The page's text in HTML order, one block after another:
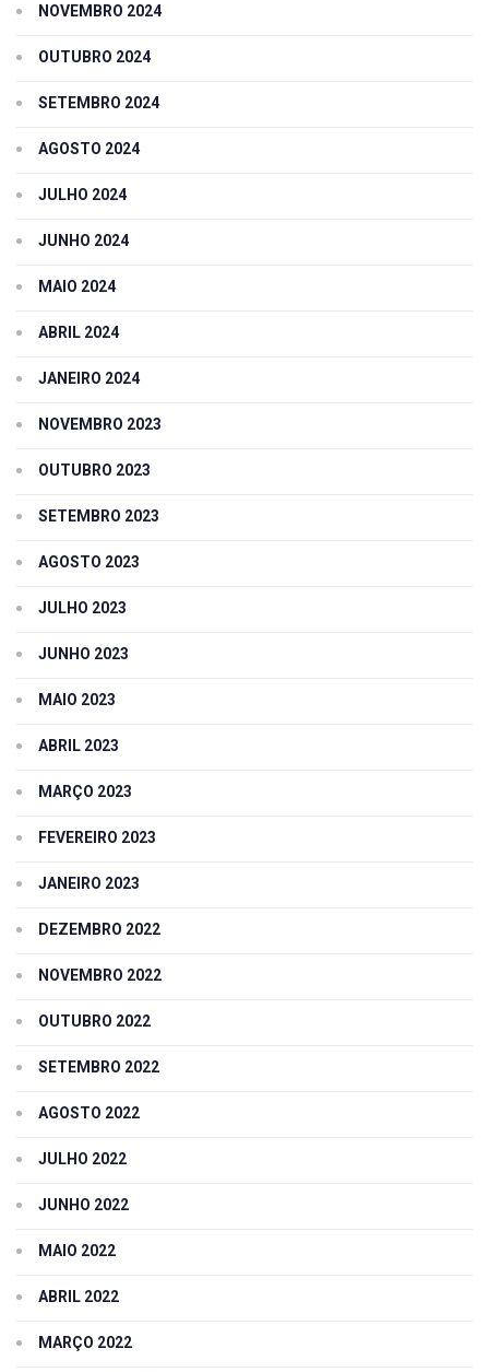
NOVEMBRO 2024
OUTUBRO 2024
SETEMBRO 2024
AGOSTO 2024
JULHO 2024
JUNHO 2024
MAIO 2024
ABRIL 2024
JANEIRO 2024
NOVEMBRO 2023
OUTUBRO 2023
SETEMBRO 2023
AGOSTO 2023
JULHO 2023
JUNHO 2023
MAIO 2023
ABRIL 2023
MARÇO 2023
FEVEREIRO 2023
JANEIRO 2023
DEZEMBRO 2022
NOVEMBRO 2022
OUTUBRO 2022
SETEMBRO 2022
AGOSTO 2022
JULHO 2022
JUNHO 2022
MAIO 2022
ABRIL 2022
MARÇO 2022